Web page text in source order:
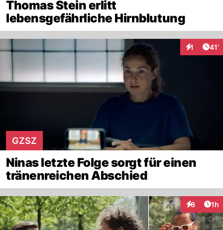
Thomas Stein erlitt
lebensgefährliche Hirnblutung
1 41'
GZSZ
Ninas letzte Folge sorgt für einen
tränenreichen Abschied
8 1h